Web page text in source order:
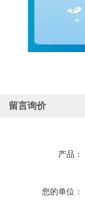
留言询价
产品：
您的单位：